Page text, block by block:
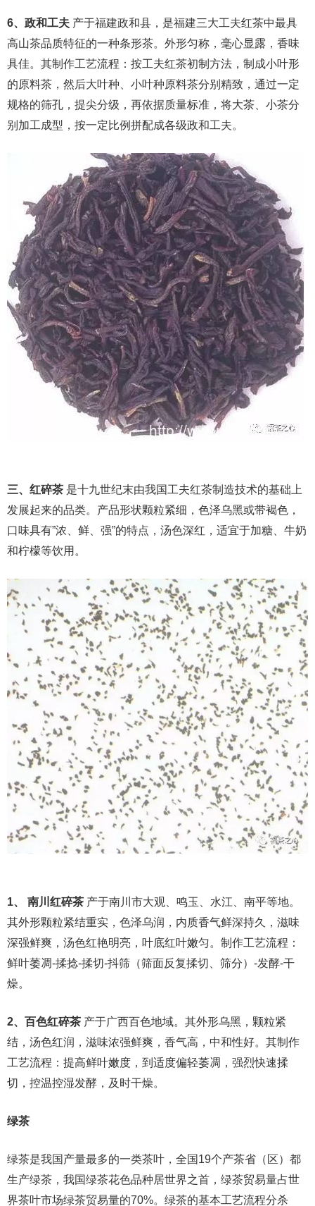
6、政和工夫 产于福建政和县，是福建三大工夫红茶中最具
高山茶品质特征的一种条形茶。外形匀称，毫心显露，香味
具佳。其制作工艺流程：按工夫红茶初制方法，制成小叶形
的原料茶，然后大叶种、小叶种原料茶分别精致，通过一定
规格的筛孔，提尖分级，再依据质量标准，将大茶、小茶分
别加工成型，按一定比例拼配成各级政和工夫。
三、红碎茶 是十九世纪末由我国工夫红茶制造技术的基础上
发展起来的品类。产品形状颗粒紧细，色泽乌黑或带褐色，
口味具有”浓、鲜、强”的特点，汤色深红，适宜于加糖、牛奶
和柠檬等饮用。
1、 南川红碎茶 产于南川市大观、鸣玉、水江、南平等地。
其外形颗粒紧结重实，色泽乌润，内质香气鲜深持久，滋味
深强鲜爽，汤色红艳明亮，叶底红叶嫩匀。制作工艺流程：
鲜叶萎凋-揉捻-揉切-抖筛（筛面反复揉切、筛分）-发酵-干
燥。
2、百色红碎茶 产于广西百色地域。其外形乌黑，颗粒紧
结，汤色红润，滋味浓强鲜爽，香气高，中和性好。其制作
工艺流程：提高鲜叶嫩度，到适度偏轻萎凋，强烈快速揉
切，控温控湿发酵，及时干燥。
绿茶
绿茶是我国产量最多的一类茶叶，全国19个产茶省（区）都
生产绿茶，我国绿茶花色品种居世界之首，绿茶贸易量占世
界茶叶市场绿茶贸易量的70%。绿茶的基本工艺流程分杀